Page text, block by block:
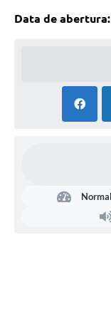
Data de abertura: